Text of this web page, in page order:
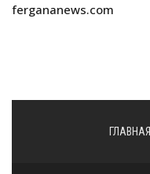
fergananews.com
ГЛАВНАЯ